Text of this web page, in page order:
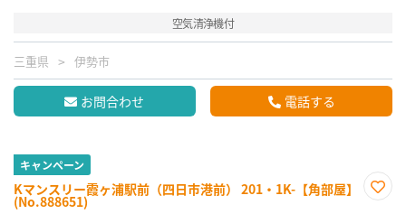
空気清浄機付
三重県 伊勢市
お問合わせ 電話する
キャンペーン
Kマンスリー霞ヶ浦駅前（四日市港前） 201・1K-【角部屋】
(No.888651)